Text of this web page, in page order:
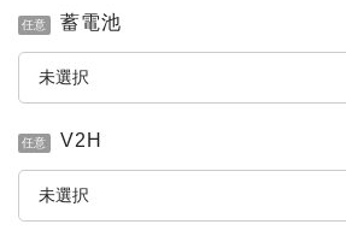
任意 蓄電池
任意 V2H